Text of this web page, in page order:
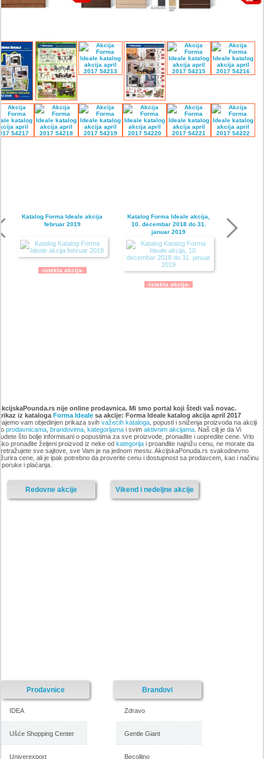
Katalog Forma Ideale akcija
februar 2019
-istekla akcija-
Katalog Forma Ideale akcija,
10. decembar 2018 do 31.
januar 2019
-istekla akcija-
namestaja, akcija 6. novembar
do 9. decembar 2018
-istekla akcija-
oktobar 2018
-istekla akcija-
nije online prodavnica. Mi smo portal koji štedi vaš novac.
iz kataloga Forma Idealesa akcije: Forma Ideale katalog akcija april 2017
vam objedinjen prikaza svih važećih kataloga, popusti i sniženja proizvoda na akciji
prodavnicama, brandovima, kategorijamai svim aktivnim akcijama. Naš cilj je da Vi
što bolje informisani o popustima za sve proizvode, pronađite i uopredite cene. Vrlo
pronađite željeni proizvod iz neke od kategorijai proanđite najnižu cenu, ne morate da
sve sajtove, sve Vam je na jednom mestu. AkcijskaPonuda.rs svakodnevno
cene, ali je ipak potrebno da proverite cenu i dostupnost sa prodavcem, kao i načinu
i plaćanja.
Vikend i nedeljne akcije
Redovne akcije
Prodavnice
IDEA
Ušće Shopping Center
Univerexport
Brandovi
Zdravo
Gentle Giant
Becollino